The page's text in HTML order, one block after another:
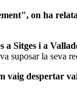
on ha
a Sitges i a
suposar la seva
vaig despertar